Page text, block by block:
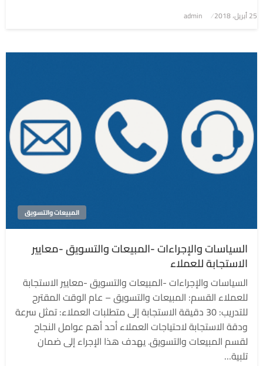
نُشر
25 أبريل، 2018 admin
المبيعات والتسويق
السياسات والإجراءات -المبيعات والتسويق -معايير
الاستجابة للعملاء
السياسات والإجراءات -المبيعات والتسويق -معايير الاستجابة
للعملاء القسم: المبيعات والتسويق – عام الوقت المقترح
للتدريب: 30 دقيقة الاستجابة إلى متطلبات العملاء: تمثل سرعة
ودقة الاستجابة لاحتياجات العملاء أحد أهم عوامل النجاح
لقسم المبيعات والتسويق. يهدف هذا الإجراء إلى ضمان
تلبية…